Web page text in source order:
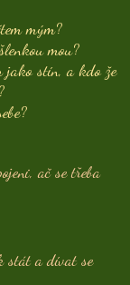
mým?
mou?
jako stín, a kdo že
ač se třeba
stát a dívat se